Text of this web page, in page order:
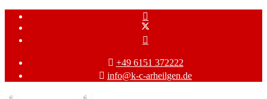
+49 6151 372222
info@k-c-arheilgen.de